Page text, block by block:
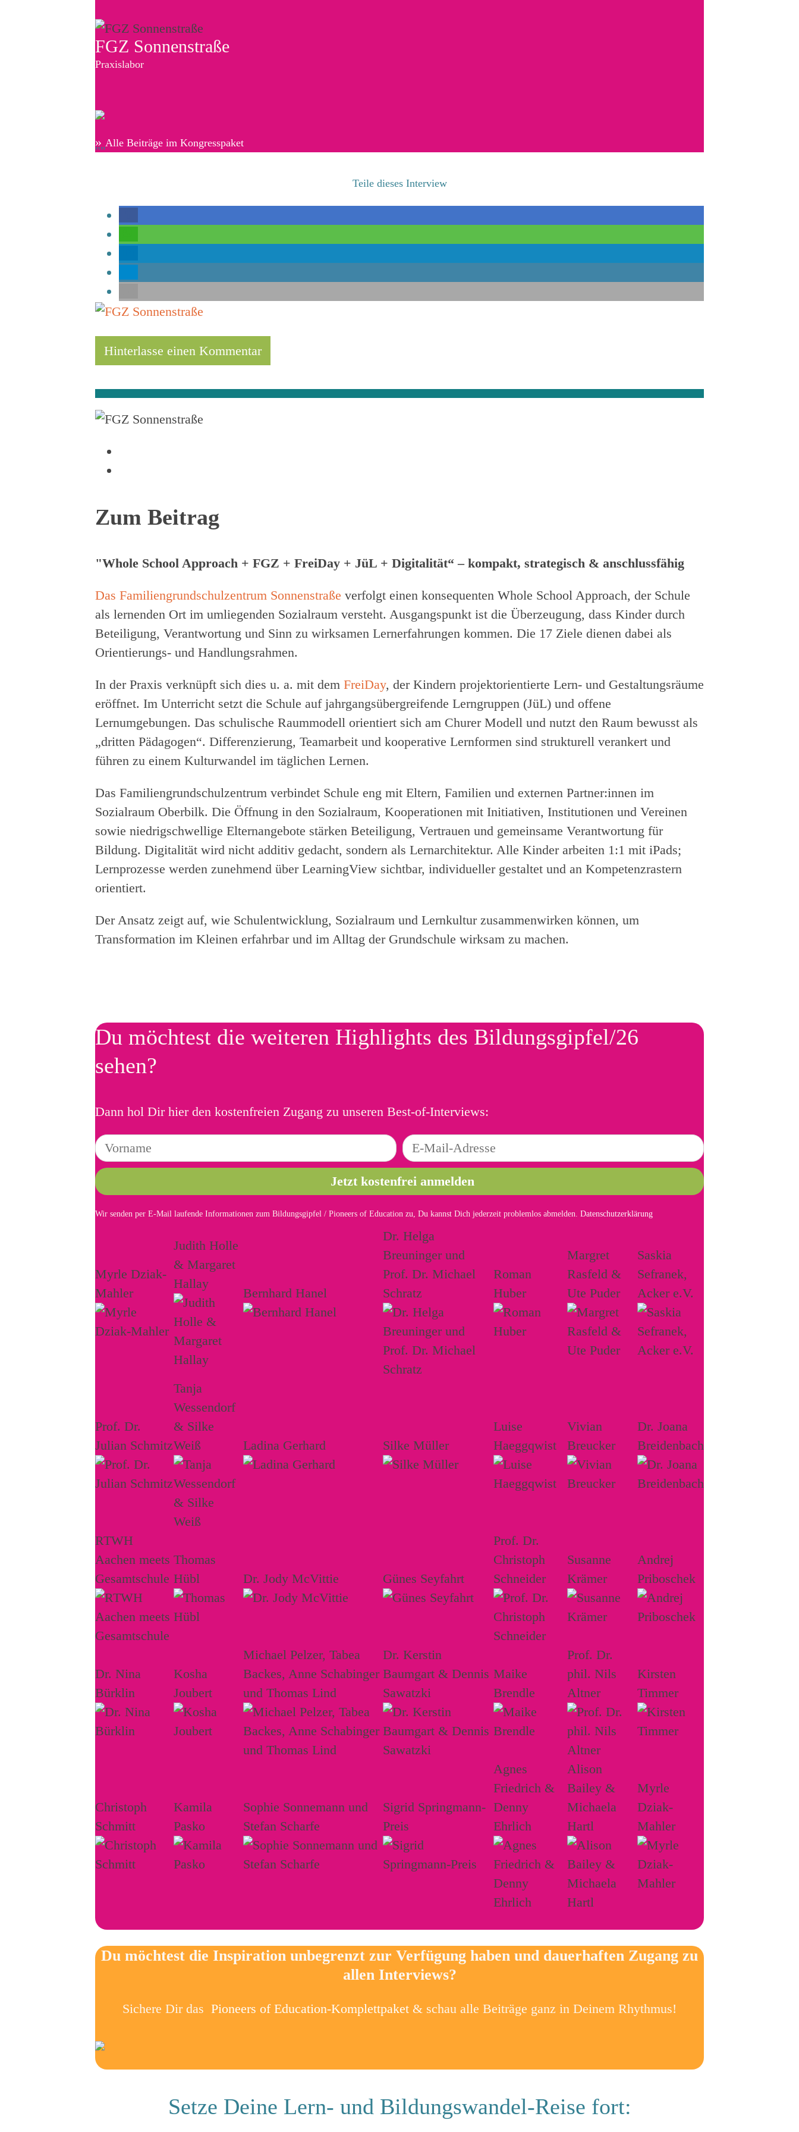
FGZ Sonnenstraße
Praxislabor
» Alle Beiträge im Kongresspaket
""
Teile dieses Interview
Hinterlasse einen Kommentar
Zum Beitrag
"Whole School Approach + FGZ + FreiDay + JüL + Digitalität“ – kompakt, strategisch & anschlussfähig
Das Familiengrundschulzentrum Sonnenstraße verfolgt einen konsequenten Whole School Approach, der Schule
als lernenden Ort im umliegenden Sozialraum versteht. Ausgangspunkt ist die Überzeugung, dass Kinder durch
Beteiligung, Verantwortung und Sinn zu wirksamen Lernerfahrungen kommen. Die 17 Ziele dienen dabei als
Orientierungs- und Handlungsrahmen.
In der Praxis verknüpft sich dies u. a. mit dem FreiDay, der Kindern projektorientierte Lern- und Gestaltungsräume
eröffnet. Im Unterricht setzt die Schule auf jahrgangsübergreifende Lerngruppen (JüL) und offene
Lernumgebungen. Das schulische Raummodell orientiert sich am Churer Modell und nutzt den Raum bewusst als
„dritten Pädagogen“. Differenzierung, Teamarbeit und kooperative Lernformen sind strukturell verankert und
führen zu einem Kulturwandel im täglichen Lernen.
Das Familiengrundschulzentrum verbindet Schule eng mit Eltern, Familien und externen Partner:innen im
Sozialraum Oberbilk. Die Öffnung in den Sozialraum, Kooperationen mit Initiativen, Institutionen und Vereinen
sowie niedrigschwellige Elternangebote stärken Beteiligung, Vertrauen und gemeinsame Verantwortung für
Bildung. Digitalität wird nicht additiv gedacht, sondern als Lernarchitektur. Alle Kinder arbeiten 1:1 mit iPads;
Lernprozesse werden zunehmend über LearningView sichtbar, individueller gestaltet und an Kompetenzrastern
orientiert.
Der Ansatz zeigt auf, wie Schulentwicklung, Sozialraum und Lernkultur zusammenwirken können, um
Transformation im Kleinen erfahrbar und im Alltag der Grundschule wirksam zu machen.
Du möchtest die weiteren Highlights des Bildungsgipfel/26
sehen?
Dann hol Dir hier den kostenfreien Zugang zu unseren Best-of-Interviews:
Wir senden per E-Mail laufende Informationen zum Bildungsgipfel / Pioneers of Education zu, Du kannst Dich jederzeit problemlos abmelden. Datenschutzerklärung
Myrle Dziak-
Mahler
Judith Holle
& Margaret
Hallay
Bernhard Hanel
Dr. Helga
Breuninger und
Prof. Dr. Michael
Schratz
Roman
Huber
Margret
Rasfeld &
Ute Puder
Saskia
Sefranek,
Acker e.V.
Prof. Dr.
Julian Schmitz
Tanja
Wessendorf
& Silke
Weiß
Ladina Gerhard Silke Müller
Luise
Haeggqwist
Vivian
Breucker
Dr. Joana
Breidenbach
RTWH
Aachen meets
Gesamtschule
Thomas
Hübl
Dr. Jody McVittie Günes Seyfahrt
Prof. Dr.
Christoph
Schneider
Susanne
Krämer
Andrej
Priboschek
Dr. Nina
Bürklin
Kosha
Joubert
Michael Pelzer, Tabea
Backes, Anne Schabinger
und Thomas Lind
Dr. Kerstin
Baumgart & Dennis
Sawatzki
Maike
Brendle
Prof. Dr.
phil. Nils
Altner
Kirsten
Timmer
Christoph
Schmitt
Kamila
Pasko
Sophie Sonnemann und
Stefan Scharfe
Sigrid Springmann-
Preis
Agnes
Friedrich &
Denny
Ehrlich
Alison
Bailey &
Michaela
Hartl
Myrle
Dziak-
Mahler
Du möchtest die Inspiration unbegrenzt zur Verfügung haben und dauerhaften Zugang zu
allen Interviews?
Sichere Dir das Pioneers of Education-Komplettpaket & schau alle Beiträge ganz in Deinem Rhythmus!
Setze Deine Lern- und Bildungswandel-Reise fort: